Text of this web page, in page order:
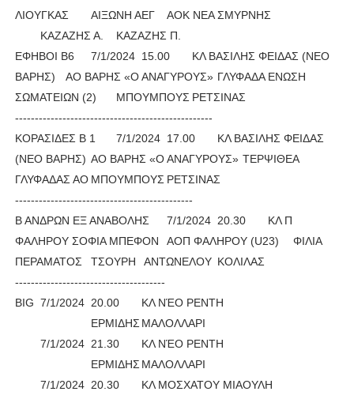
ΛΙΟΥΓΚΑΣ
ΑΙΞΩΝΗ ΑΕΓ
ΑΟΚ ΝΕΑ ΣΜΥΡΝΗΣ
ΚΑΖΑΖΗΣ Α.
ΚΑΖΑΖΗΣ Π.
ΕΦΗΒΟΙ Β6
7/1/2024 15.00
ΚΛ ΒΑΣΙΛΗΣ ΦΕΙΔΑΣ (ΝΕΟ
ΒΑΡΗΣ)
ΑΟ ΒΑΡΗΣ «Ο ΑΝΑΓΥΡΟΥΣ» ΓΛΥΦΑΔΑ ΕΝΩΣΗ
ΣΩΜΑΤΕΙΩΝ (2)
ΜΠΟΥΜΠΟΥΣ ΡΕΤΣΙΝΑΣ
--------------------------------------------------
ΚΟΡΑΣΙΔΕΣ Β 1
7/1/2024 17.00
ΚΛ ΒΑΣΙΛΗΣ ΦΕΙΔΑΣ
(ΝΕΟ ΒΑΡΗΣ) ΑΟ ΒΑΡΗΣ «Ο ΑΝΑΓΥΡΟΥΣ» ΤΕΡΨΙΘΕΑ
ΓΛΥΦΑΔΑΣ ΑΟ ΜΠΟΥΜΠΟΥΣ ΡΕΤΣΙΝΑΣ
---------------------------------------------
Β ΑΝΔΡΩΝ ΕΞ ΑΝΑΒΟΛΗΣ
7/1/2024 20.30
ΚΛ Π
ΦΑΛΗΡΟΥ ΣΟΦΙΑ ΜΠΕΦΟΝ
ΑΟΠ ΦΑΛΗΡΟΥ (U23)
ΦΙΛΙΑ
ΠΕΡΑΜΑΤΟΣ
ΤΣΟΥΡΗ ΑΝΤΩΝΕΛΟΥ ΚΟΛΙΛΑΣ
BIG 7/1/2024 20.00
KΛ ΝΈΟ ΡΕΝΤΗ
ΕΡΜΙΔΗΣ ΜΑΛΟΛΛΑΡΙ
7/1/2024 21.30
ΚΛ ΝΈΟ ΡΕΝΤΗ
ΕΡΜΙΔΗΣ ΜΑΛΟΛΛΑΡΙ
7/1/2024 20.30 ΚΛ ΜΟΣΧΑΤΟΥ ΜΙΑΟΥΛΗ